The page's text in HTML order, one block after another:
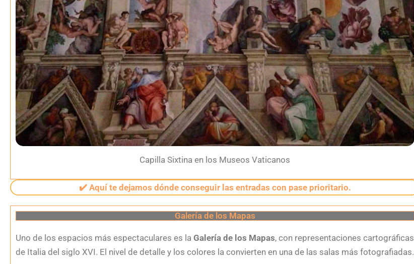
Capilla Sixtina en los Museos Vaticanos
✔️ Aquí te dejamos dónde conseguir las entradas con pase prioritario.
Galería de los Mapas
Uno de los espacios más espectaculares es laGalería de los Mapas, con representaciones cartográficas
de Italia del siglo XVI. El nivel de detalle y los colores la convierten en una de las salas más fotografiadas.